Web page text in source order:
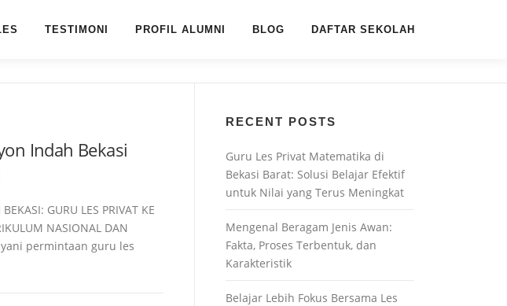
TESTIMONI PROFIL ALUMNI BLOG DAFTAR SEKOLAH
Indah Bekasi
GURU LES PRIVAT KE
NASIONAL DAN
permintaan guru les
RECENT POSTS
Guru Les Privat Matematika di
Bekasi Barat: Solusi Belajar Efektif
untuk Nilai yang Terus Meningkat
Mengenal Beragam Jenis Awan:
Fakta, Proses Terbentuk, dan
Karakteristik
Belajar Lebih Fokus Bersama Les